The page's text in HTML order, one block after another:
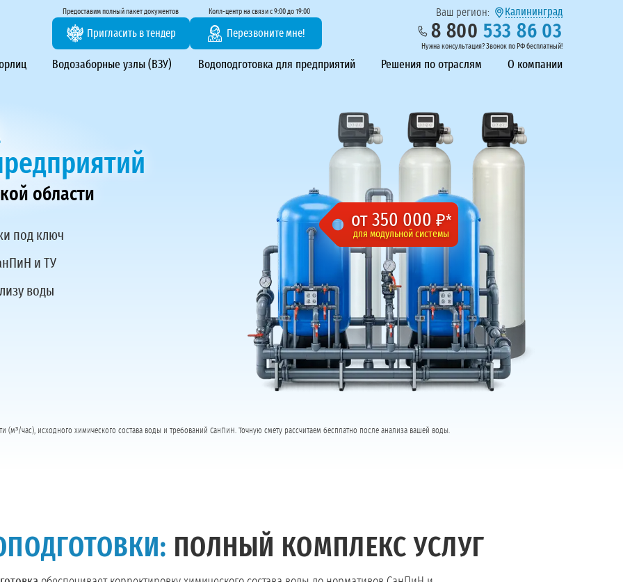
Предоставим полный пакет документов
Пригласить в тендер
Колл-центр на связи с 9:00 до 19:00
Перезвоните мне!
Ваш регион: Калининград
8 800 533 86 03
Нужна консультация? Звонок по РФ бесплатный!
ВЗУ, системы водоподготовки
Водозаборные узлы (ВЗУ) Водоподготовка для предприятий Решения по отраслям О компании
области
под ключ
и ТУ
воды
от 350 000 ₽*
для модульной системы
(м³/час), исходного химического состава воды и требований СанПиН. Точную смету рассчитаем бесплатно после анализа вашей воды.
ПОЛНЫЙ КОМПЛЕКС УСЛУГ